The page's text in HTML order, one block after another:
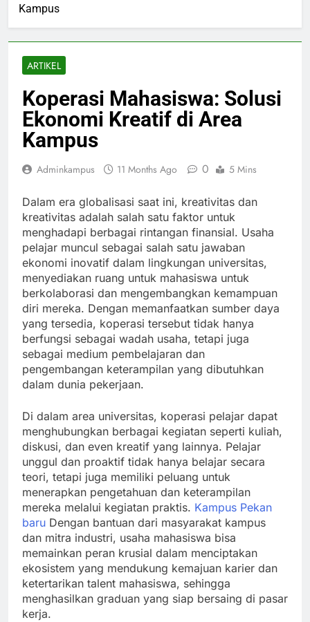
Kampus
ARTIKEL
Koperasi Mahasiswa: Solusi
Ekonomi Kreatif di Area
Kampus
Adminkampus 11 Months Ago 0 5 Mins
Dalam era globalisasi saat ini, kreativitas dan
kreativitas adalah salah satu faktor untuk
menghadapi berbagai rintangan finansial. Usaha
pelajar muncul sebagai salah satu jawaban
ekonomi inovatif dalam lingkungan universitas,
menyediakan ruang untuk mahasiswa untuk
berkolaborasi dan mengembangkan kemampuan
diri mereka. Dengan memanfaatkan sumber daya
yang tersedia, koperasi tersebut tidak hanya
berfungsi sebagai wadah usaha, tetapi juga
sebagai medium pembelajaran dan
pengembangan keterampilan yang dibutuhkan
dalam dunia pekerjaan.
Di dalam area universitas, koperasi pelajar dapat
menghubungkan berbagai kegiatan seperti kuliah,
diskusi, dan even kreatif yang lainnya. Pelajar
unggul dan proaktif tidak hanya belajar secara
teori, tetapi juga memiliki peluang untuk
menerapkan pengetahuan dan keterampilan
mereka melalui kegiatan praktis. Kampus Pekan
baru Dengan bantuan dari masyarakat kampus
dan mitra industri, usaha mahasiswa bisa
memainkan peran krusial dalam menciptakan
ekosistem yang mendukung kemajuan karier dan
ketertarikan talent mahasiswa, sehingga
menghasilkan graduan yang siap bersaing di pasar
kerja.